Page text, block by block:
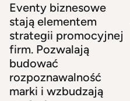
Eventy biznesowe
stają elementem
strategii promocyjnej
firm. Pozwalają
budować
rozpoznawalność
marki i wzbudzają